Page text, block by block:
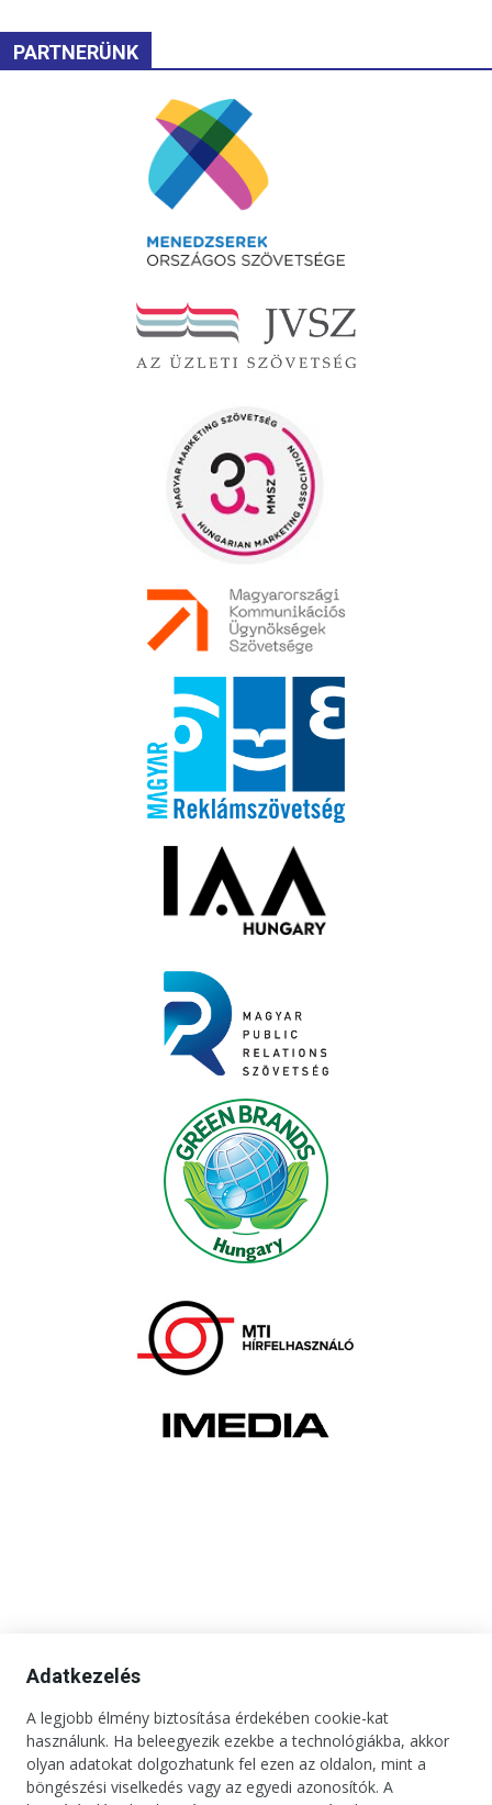
PARTNERÜNK
Adatkezelés
A legjobb élmény biztosítása érdekében cookie-kat
használunk. Ha beleegyezik ezekbe a technológiákba, akkor
olyan adatokat dolgozhatunk fel ezen az oldalon, mint a
böngészési viselkedés vagy az egyedi azonosítók. A